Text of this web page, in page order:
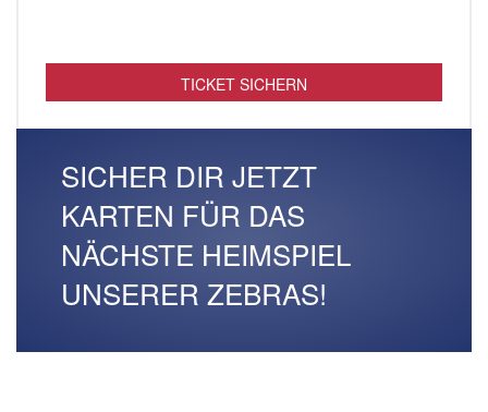
TICKET SICHERN
SICHER DIR JETZT
KARTEN FÜR DAS
NÄCHSTE HEIMSPIEL
UNSERER ZEBRAS!